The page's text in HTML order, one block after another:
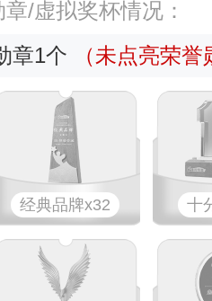
/虚拟奖杯情况：
章1个
（未点亮荣
经典品牌x32 十